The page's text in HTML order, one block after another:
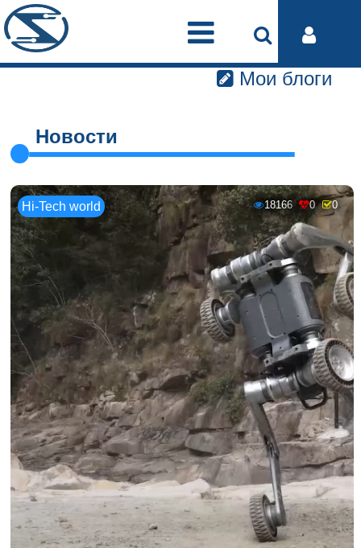
Мои блоги
Новости
Hi-Tech world 18166 0 0